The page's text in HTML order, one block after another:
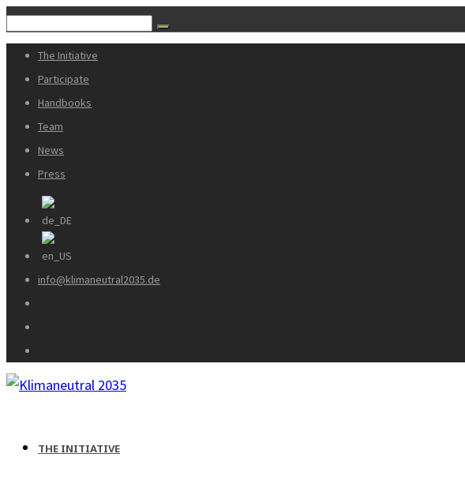
The Initiative
Participate
Handbooks
Team
News
Press
info@klimaneutral2035.de
THE INITIATIVE